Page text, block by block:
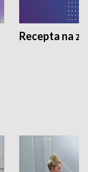
Recepta na